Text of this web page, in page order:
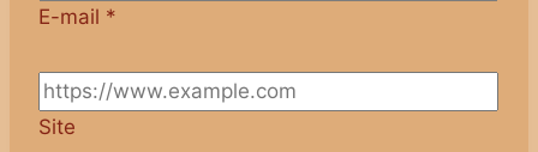
E-mail *
Site